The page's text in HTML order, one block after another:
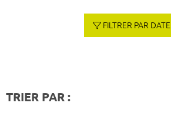
FILTRER PAR DATE
TRIER PAR :